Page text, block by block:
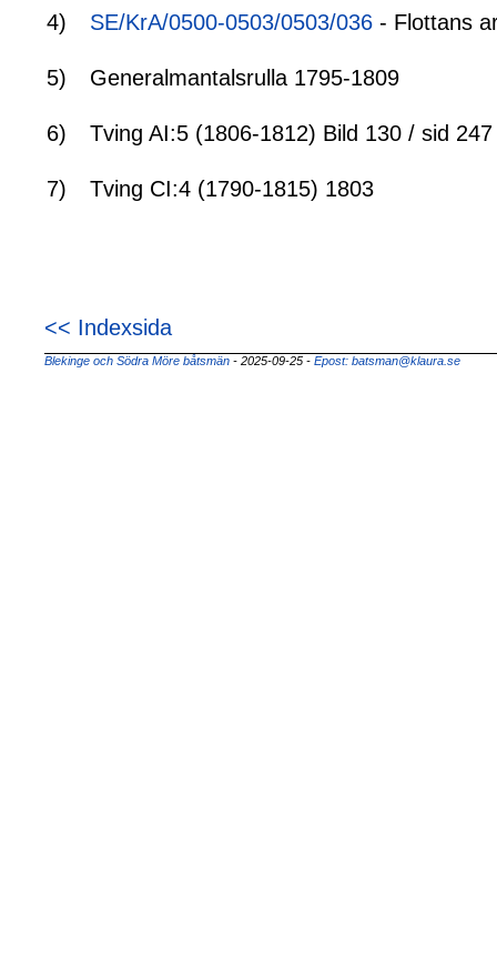
4) SE/KrA/0500-0503/0503/036 - Flottans
5) Generalmantalsrulla 1795-1809
6) Tving AI:5 (1806-1812) Bild 130 / sid 247
7) Tving CI:4 (1790-1815) 1803
<< Indexsida
Blekinge och Södra Möre båtsmän - 2025-09-25 - Epost: batsman@klaura.se